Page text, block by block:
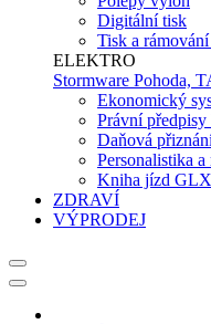
Digitální tisk
Tisk a
ELEKTRO
Stormware Pohoda,
Ekonomický
Právní
Daňová
Personalistika
Kniha jízd GLX
ZDRAVÍ
VÝPRODEJ